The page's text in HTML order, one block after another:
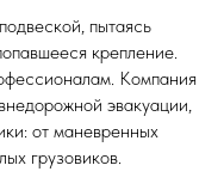
пытаясь
крепление.
Компания
эвакуации,
от маневренных
грузовиков.